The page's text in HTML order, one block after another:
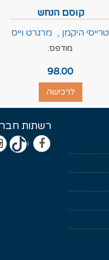
קוסם הנחש
טרייסי היקמן , מרגרט וייס
מודפס:
98.00
לרכישה
רשתות